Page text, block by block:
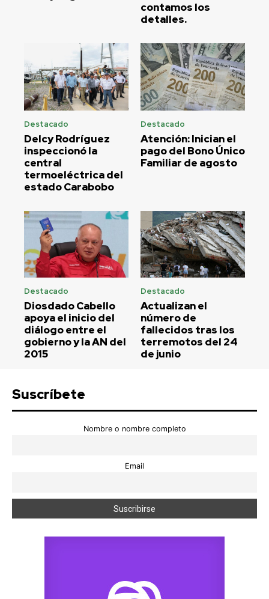
contamos los
detalles.
Destacado
Delcy Rodríguez
inspeccionó la
central
termoeléctrica del
estado Carabobo
Destacado
Atención: Inician el
pago del Bono Único
Familiar de agosto
Destacado
Diosdado Cabello
apoya el inicio del
diálogo entre el
gobierno y la AN del
2015
Destacado
Actualizan el
número de
fallecidos tras los
terremotos del 24
de junio
Suscríbete
Nombre o nombre completo
Email